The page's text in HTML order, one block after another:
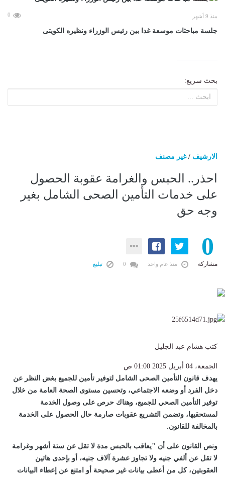
منذ 9 أشهر 0
جلسة مباحثات موسعة غدا بين رئيس الوزراء ونظيره الكويتى
بحث سريع:
الارشيف /غير مصنف
احذر.. الحبس والغرامة عقوبة الحصول
على خدمات التأمين الصحى الشامل بغير
وجه حق
0
مشاركة منذ عام واحد تبليغ
كتب هشام عبد الجليل
الجمعة، 04 أبريل 2025 01:00 ص
يهدف قانون التأمين الصحى الشامل لتوفير تأمين للجميع بغض النظر عن
دخل الفرد أو وضعه الاجتماعي، وتحسين مستوى الصحة العامة من خلال
توفير التأمين الصحي للجميع، وهناك حرص على وصول الخدمة
لمستحقيها، وتضمن التشريع عقوبات صارمة حال الحصول على الخدمة
بالمخالفة للقانون.
ونص القانون على أن "يعاقب بالحبس مدة لا تقل عن ستة أشهر وغرامة
لا تقل عن ألفي جنيه ولا تجاوز عشرة آلاف جنيه، أو بإحدى هاتين
العقوبتين، كل من أعطى بيانات غير صحيحة أو امتنع عن إعطاء البيانات